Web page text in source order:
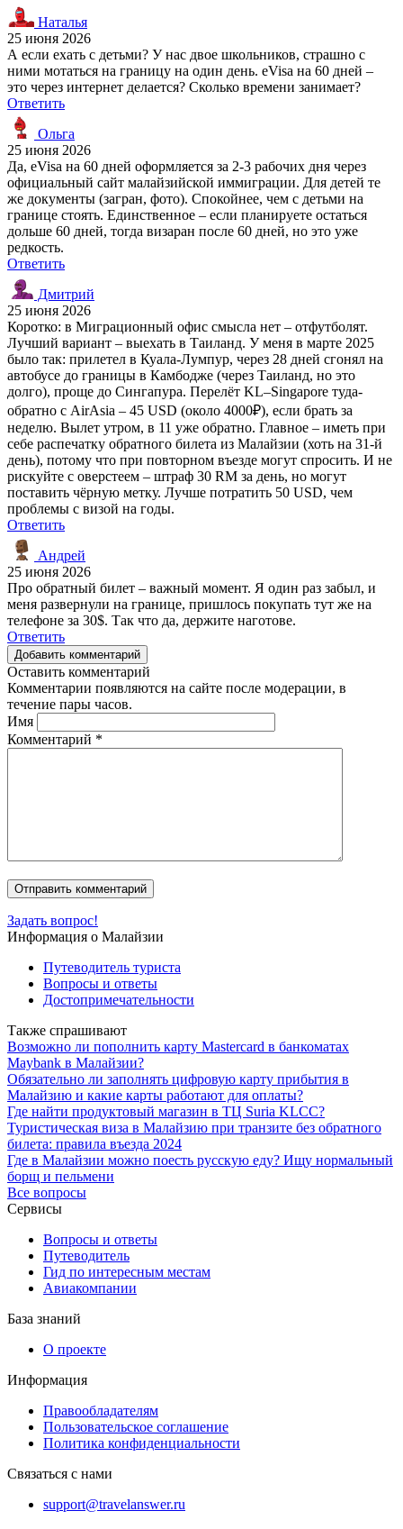
Наталья
25 июня 2026
А если ехать с детьми? У нас двое школьников, страшно с
ними мотаться на границу на один день. eVisa на 60 дней –
это через интернет делается? Сколько времени занимает?
Ответить
Ольга
25 июня 2026
Да, eVisa на 60 дней оформляется за 2-3 рабочих дня через
официальный сайт малайзийской иммиграции. Для детей те
же документы (загран, фото). Спокойнее, чем с детьми на
границе стоять. Единственное – если планируете остаться
дольше 60 дней, тогда визаран после 60 дней, но это уже
редкость.
Ответить
Дмитрий
25 июня 2026
Коротко: в Миграционный офис смысла нет – отфутболят.
Лучший вариант – выехать в Таиланд. У меня в марте 2025
было так: прилетел в Куала-Лумпур, через 28 дней сгонял на
автобусе до границы в Камбодже (через Таиланд, но это
долго), проще до Сингапура. Перелёт KL–Singapore туда-
обратно с AirAsia – 45 USD (около 4000₽), если брать за
неделю. Вылет утром, в 11 уже обратно. Главное – иметь при
себе распечатку обратного билета из Малайзии (хоть на 31-й
день), потому что при повторном въезде могут спросить. И не
рискуйте с оверстеем – штраф 30 RM за день, но могут
поставить чёрную метку. Лучше потратить 50 USD, чем
проблемы с визой на годы.
Ответить
Андрей
25 июня 2026
Про обратный билет – важный момент. Я один раз забыл, и
меня развернули на границе, пришлось покупать тут же на
телефоне за 30$. Так что да, держите наготове.
Ответить
Добавить комментарий
Оставить комментарий
Комментарии появляются на сайте после модерации, в
течение пары часов.
Имя
Комментарий *
Задать вопрос!
Информация о Малайзии
Путеводитель туриста
Вопросы и ответы
Достопримечательности
Также спрашивают
Возможно ли пополнить карту Mastercard в банкоматах
Maybank в Малайзии?
Обязательно ли заполнять цифровую карту прибытия в
Малайзию и какие карты работают для оплаты?
Где найти продуктовый магазин в ТЦ Suria KLCC?
Туристическая виза в Малайзию при транзите без обратного
билета: правила въезда 2024
Где в Малайзии можно поесть русскую еду? Ищу нормальный
борщ и пельмени
Все вопросы
Сервисы
Вопросы и ответы
Путеводитель
Гид по интересным местам
Авиакомпании
База знаний
О проекте
Информация
Правообладателям
Пользовательское соглашение
Политика конфиденциальности
Связаться с нами
support@travelanswer.ru